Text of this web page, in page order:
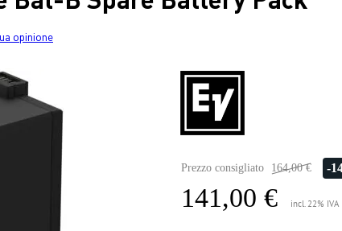
opinione
Prezzo consigliato 164,00 € -
141,00 € incl. 22% IVA